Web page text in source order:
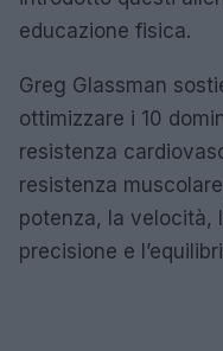
educazione fisica.
Greg Glassman
ottimizzare i 10
resistenza
resistenza
potenza, la velocità,
precisione e